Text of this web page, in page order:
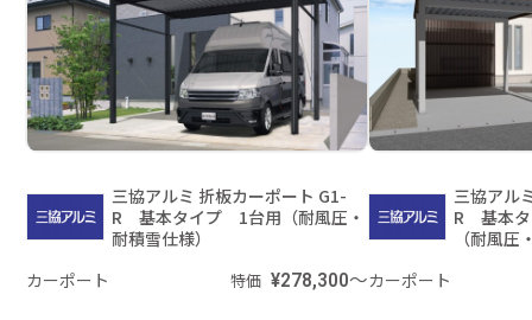
三協アルミ 折板カーポート G1-
R 基本タイプ 1台用（耐風圧・
耐積雪仕様）
カーポート
特価 ¥278,300～
三協アル
R 基本
（耐風
カーポート